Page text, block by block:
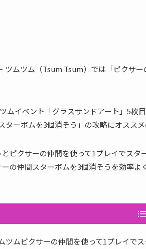
ツムツム（Tsum Tsum）では「ピクサ
ムイベント「グラスサンドアート」5枚
ターボムを3個消そう」の攻略にオスス
とピクサーの仲間を使って1プレイでス
の仲間スターボムを3個消そうを効率よ
ツムピクサーの仲間を使って1プレイで